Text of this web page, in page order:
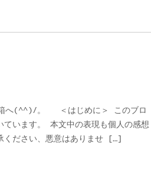
箱へ(^^)/。 ＜はじめに＞ このブロ
ています。 本文中の表現も個人の感想
ください、悪意はありませ […]